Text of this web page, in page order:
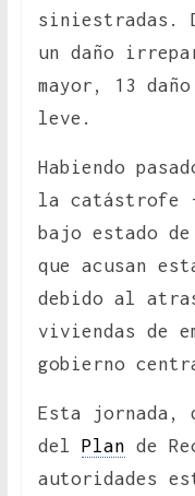
siniestradas.
un daño
mayor, 13
leve.
Habiendo
la catástrofe -
bajo estado
que acusan
debido al
viviendas de
gobierno
Esta jornada,
del Plan de
autoridades